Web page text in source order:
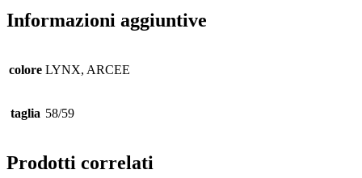
Informazioni aggiuntive
colore LYNX, ARCEE
taglia 58/59
Prodotti correlati